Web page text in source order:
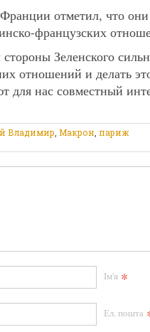
отметил, что они
французских
Зеленского
отношений и делать
для нас совместный
Владимир Макрон париж
Ім'я *
Ел. пошта